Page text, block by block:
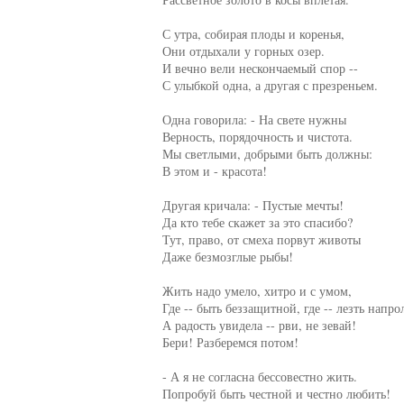
     С утра, собирая плоды и коренья,
     Они отдыхали у горных озер.
     И вечно вели нескончаемый спор --
     С улыбкой одна, а другая с презреньем.
     Одна говорила: - На свете нужны
     Верность, порядочность и чистота.
     Мы светлыми, добрыми быть должны:
     В этом и - красота!
     Другая кричала: - Пустые мечты!
     Да кто тебе скажет за это спасибо?
     Тут, право, от смеха порвут животы
     Даже безмозглые рыбы!
     Жить надо умело, хитро и с умом,
Где -- быть беззащитной, где -- лезть
     А радость увидела -- рви, не зевай!
     Бери! Разберемся потом!
     - А я не согласна бессовестно жить.
     Попробуй быть честной и честно любить!